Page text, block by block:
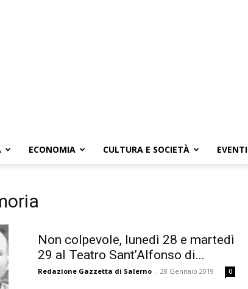
ECONOMIA CULTURA E SOCIETÀ EVENTI
Non colpevole, lunedì 28 e martedì
29 al Teatro Sant’Alfonso di...
Redazione Gazzetta di Salerno - 28 Gennaio 2019 0